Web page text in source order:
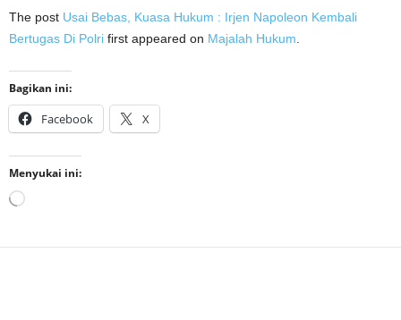
The post Usai Bebas, Kuasa Hukum : Irjen Napoleon Kembali
Bertugas Di Polri first appeared on Majalah Hukum
Bagikan ini:
Facebook X
Menyukai ini:
Memuat...